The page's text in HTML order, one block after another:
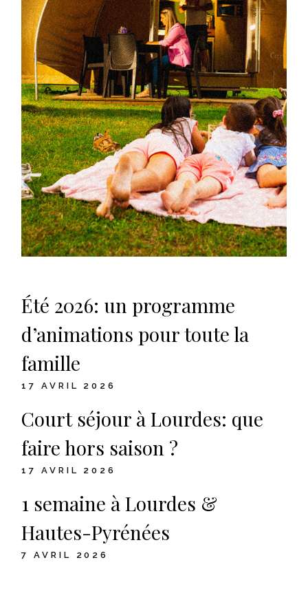
Été 2026: un programme
d’animations pour toute la
famille
17 AVRIL 2026
Court séjour à Lourdes: que
faire hors saison ?
17 AVRIL 2026
1 semaine à Lourdes &
Hautes-Pyrénées
7 AVRIL 2026